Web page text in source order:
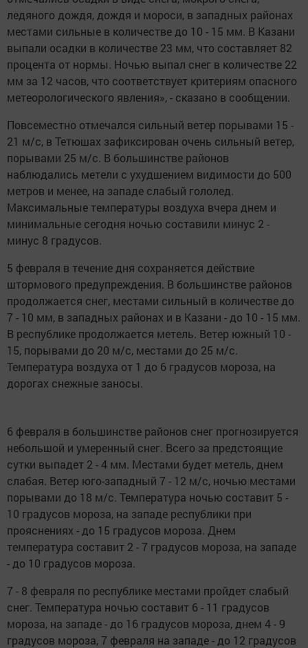
ледяного дождя, дождя и мороси, в западных районах
местами сильные в количестве до 10 - 15 мм. В Казани
выпали осадки в количестве 23 мм, что составляет 82
процента от нормы. Ночью выпал снег в количестве 22
мм за 12 часов, что соответствует критериям опасного
метеорологического явления», - сказано в сообщении.
Повсеместно отмечался сильный ветер порывами 15 -
21 м/с, в Тетюшах зафиксирован очень сильный ветер,
порывами 25 м/с. В большинстве районов
наблюдались метели с ухудшением видимости до 500
метров и менее, на западе слабый гололед.
Максимальные температуры воздуха вчера днем и
минимальные сегодня ночью составили минус 2 -
минус 8 градусов.
5 февраля в течение дня сохраняется действие
штормового предупреждения. В большинстве районов
продолжается снег, местами сильный в количестве до
7 - 10 мм, в западных районах и в Казани - до 10 - 15 мм.
В республике продолжается метель. Ветер южный 10 -
15, порывами до 20 м/с, местами до 25 м/с.
Температура воздуха от 1 до 6 градусов мороза, на
дорогах снежные заносы.
6 февраля в большинстве районов снег прогнозируется
небольшой и умеренный снег. Всего за предстоящие
сутки выпадет 2 - 4 мм. Местами будет метель, днем
слабая. Ветер юго-западный 7 - 12 м/с, ночью местами
порывами до 18 м/с. Температура ночью составит 5 -
10 градусов мороза, на западе республики при
прояснениях - до 15 градусов мороза. Днем
температура составит 2 - 7 градусов мороза, на западе
- до 10 градусов мороза.
7 - 8 февраля по республике местами пройдет слабый
снег. Температура ночью составит 6 - 11 градусов
мороза, на западе - до 16 градусов мороза, днем 4 - 9
градусов мороза, 7 февраля на западе - до 12 градусов